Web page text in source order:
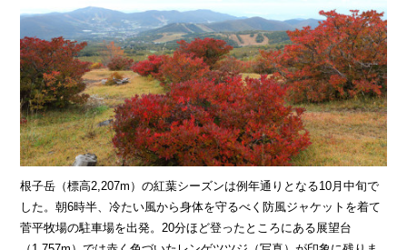
根子岳（標高2,207m）の紅葉シーズンは例年通りとなる10月中旬で
した。朝6時半、冷たい風から身体を守るべく防風ジャケットを着て
菅平牧場の駐車場を出発。20分ほど登ったところにある展望台